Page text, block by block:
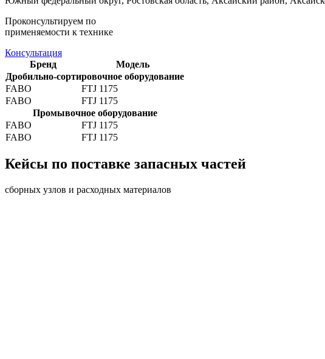
Проконсультируем по
применяемости к технике
Консультация
Бренд
Модель
Дробильно-сортировочное оборудование
FABO
FTJ 1175
FABO
FTJ 1175
Промывочное оборудование
FABO
FTJ 1175
FABO
FTJ 1175
Кейсы по поставке запасных частей
сборных узлов и расходных материалов